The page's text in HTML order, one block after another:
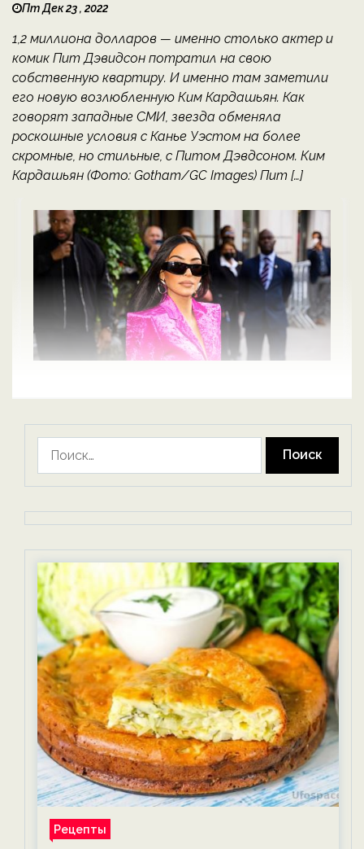
Пт Дек 23 , 2022
1,2 миллиона долларов — именно столько актер и
комик Пит Дэвидсон потратил на свою
собственную квартиру. И именно там заметили
его новую возлюбленную Ким Кардашьян. Как
говорят западные СМИ, звезда обменяла
роскошные условия с Канье Уэстом на более
скромные, но стильные, с Питом Дэвдсоном. Ким
Кардашьян (Фото: Gotham/GC Images) Пит […]
Рецепты